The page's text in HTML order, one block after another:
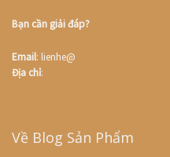
Bạn cần giải đáp?
Email: lienhe@
Địa chỉ:
Về Blog Sản Phẩm